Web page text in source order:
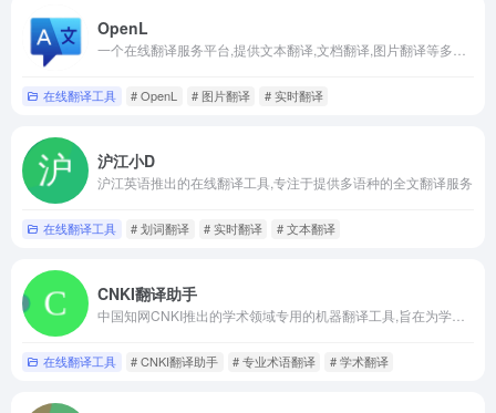
OpenL
在线翻译工具 # OpenL # 图片翻译 # 实时翻译
沪江小D
沪江英语推出的在线翻译工具,专注于提供多语种的全文翻译服务
在线翻译工具 # 划词翻译 # 实时翻译 # 文本翻译
CNKI翻译助手
在线翻译工具 # CNKI翻译助手 # 专业术语翻译 # 学术翻译